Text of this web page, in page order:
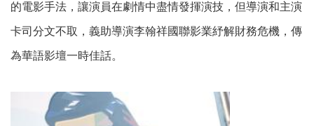
的電影手法，讓演員在劇情中盡情發揮演技，但導演和主演
卡司分文不取，義助導演李翰祥國聯影業紓解財務危機，傳
為華語影壇一時佳話。